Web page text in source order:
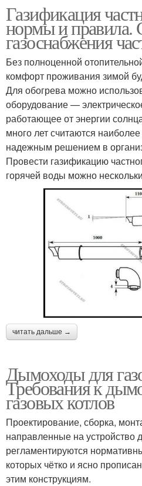
Газификация
нормы и правила.
газоснабжения
Без полноценной
комфорт проживания зимой
Для обогрева можно
оборудование —
работающее от энергии
много лет считаются
надежным решением в
Провести газификацию
горячей воды можно
читать дальше →
Дымоходы для
Требования к
газовых котлов
Проектирование, сборка,
направленные на устройство
регламентируются
которых чётко и ясно
этим конструкциям.